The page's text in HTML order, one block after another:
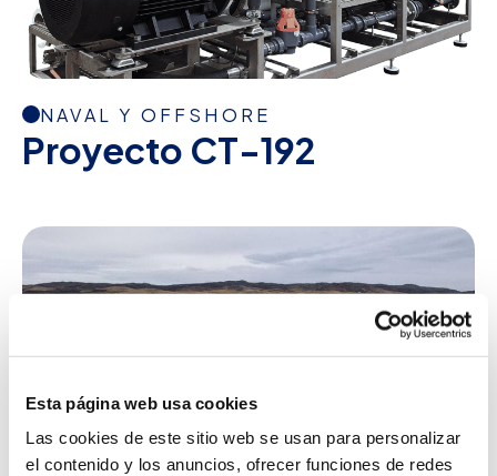
Esta página web usa cookies
Las cookies de este sitio web se usan para personalizar
el contenido y los anuncios, ofrecer funciones de redes
NAVAL Y OFFSHORE
Proyecto CT-192